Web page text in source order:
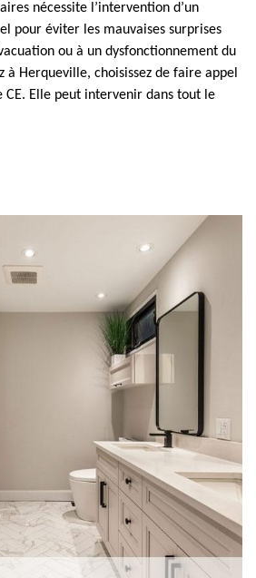
nécessite l’intervention d’un
pour éviter les mauvaises surprises
ou à un dysfonctionnement du
à Herqueville, choisissez de faire appel
CE. Elle peut intervenir dans tout le